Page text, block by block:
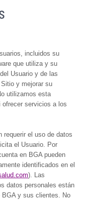
incluidos su
que utiliza y su
Usuario y de las
y mejorar su
utilizamos esta
ofrecer servicios a los
requerir el uso de datos
el Usuario. Por
en BGA pueden
identificados en el
). Las
datos personales están
BGA y sus clientes. No